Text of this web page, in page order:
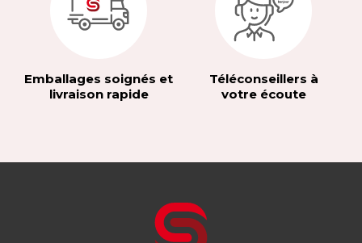
Emballages soignés et
livraison rapide
Téléconseillers à
votre écoute